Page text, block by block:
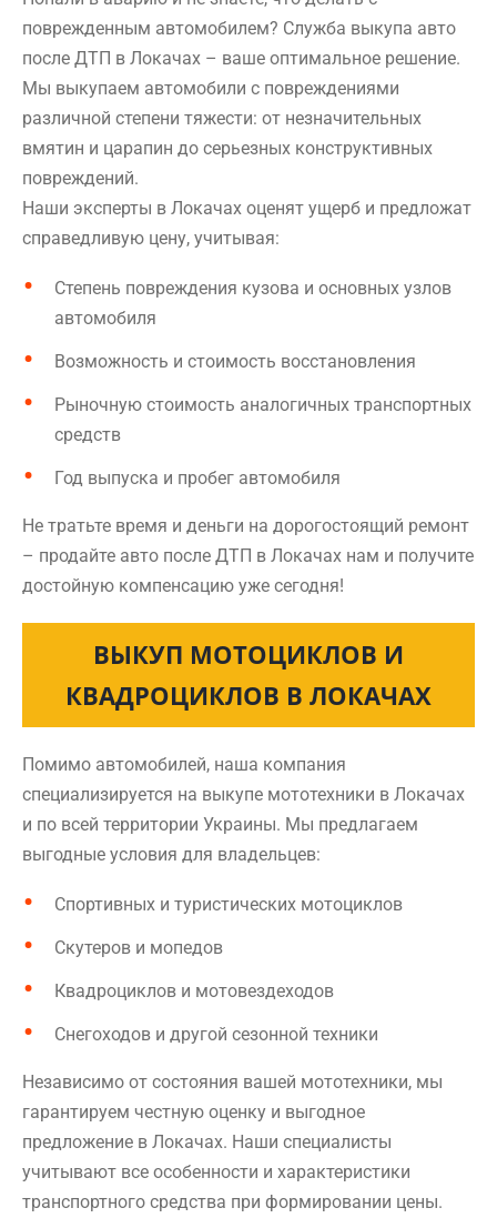
поврежденным автомобилем? Служба выкупа авто
после ДТП в Локачах – ваше оптимальное решение.
Мы выкупаем автомобили с повреждениями
различной степени тяжести: от незначительных
вмятин и царапин до серьезных конструктивных
повреждений.
Наши эксперты в Локачах оценят ущерб и предложат
справедливую цену, учитывая:
Степень повреждения кузова и основных узлов
автомобиля
Возможность и стоимость восстановления
Рыночную стоимость аналогичных транспортных
средств
Год выпуска и пробег автомобиля
Не тратьте время и деньги на дорогостоящий ремонт
– продайте авто после ДТП в Локачах нам и получите
достойную компенсацию уже сегодня!
ВЫКУП МОТОЦИКЛОВ И
КВАДРОЦИКЛОВ В ЛОКАЧАХ
Помимо автомобилей, наша компания
специализируется на выкупе мототехники в Локачах
и по всей территории Украины. Мы предлагаем
выгодные условия для владельцев:
Спортивных и туристических мотоциклов
Скутеров и мопедов
Квадроциклов и мотовездеходов
Снегоходов и другой сезонной техники
Независимо от состояния вашей мототехники, мы
гарантируем честную оценку и выгодное
предложение в Локачах. Наши специалисты
учитывают все особенности и характеристики
транспортного средства при формировании цены.